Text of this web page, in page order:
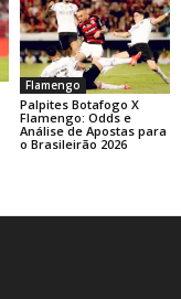
Flamengo
Palpites Botafogo X
Flamengo: Odds e
Análise de Apostas para
o Brasileirão 2026